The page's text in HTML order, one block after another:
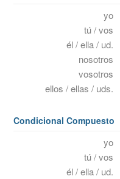
yo
tú / vos
él / ella / ud.
nosotros
vosotros
ellos / ellas / uds.
Condicional Compuesto
yo
tú / vos
él / ella / ud.